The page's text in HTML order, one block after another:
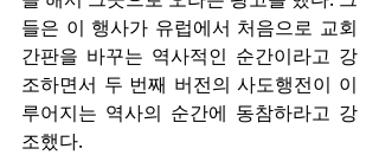
들은 이 행사가 유럽에서 처음으로 교회
간판을 바꾸는 역사적인 순간이라고 강
조하면서 두 번째 버전의 사도행전이 이
루어지는 역사의 순간에 동참하라고 강
조했다.